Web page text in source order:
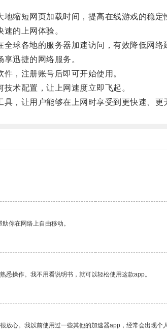
短网页加载时间，提高在线游戏的稳定
的上网体验。
各地的服务器加速访问，有效降低网络
迅捷的网络服务。
，注册账号后即可开始使用。
术配置，让上网速度立即飞起。
让用户能够在上网时享受到更快速、更
你在网络上自由移动。
操作。我不用看说明书，就可以轻松使用这款app。
心。我以前使用过一些其他的加速器app，经常会出现个